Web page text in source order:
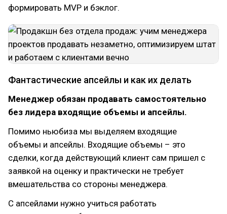
формировать MVP и бэклог.
Фантастические апсейлы и как их делать
Менеджер обязан продавать самостоятельно
без лидера входящие объемы и апсейлы.
Помимо ньюбиза мы выделяем входящие
объемы и апсейлы. Входящие объемы – это
сделки, когда действующий клиент сам пришел с
заявкой на оценку и практически не требует
вмешательства со стороны менеджера.
С апсейлами нужно учиться работать